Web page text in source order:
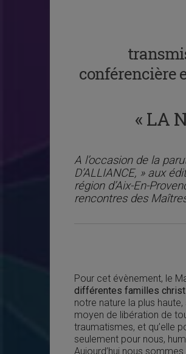
conférencière
« LA
A l’occasion de la
D’ALLIANCE, » aux
région d’Aix-En-
rencontres des
Pour cet évènement, le
différentes familles
notre nature la plus
moyen de libération de
traumatismes, et qu’elle
seulement pour nous,
Aujourd’hui nous